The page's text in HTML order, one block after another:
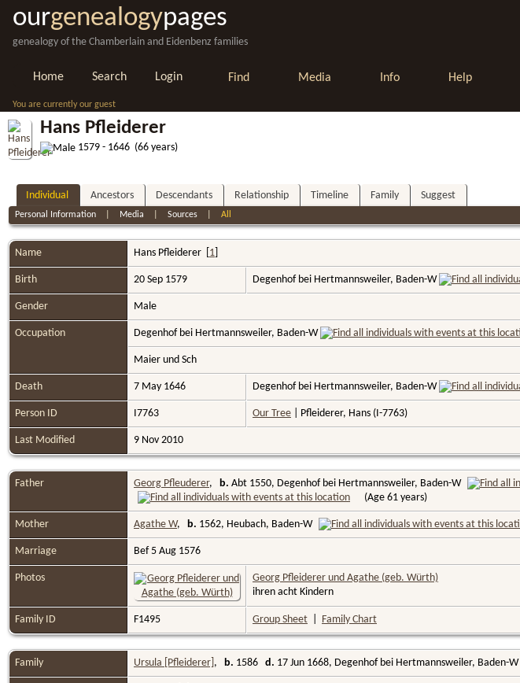
ourgenealogypages
genealogy of the Chamberlain and Eidenbenz families
Home Search Login Find Media Info Help
You are currently our guest
Hans Pfleiderer
1579 - 1646 (66 years)
Individual Ancestors Descendants Relationship Timeline Family Suggest
Personal Information Media |Sources |All
Name Hans Pfleiderer 1
Birth 20 Sep 1579 Degenhof bei Hertmannsweiler, Baden-W
Gender Male
Occupation Degenhof bei Hertmannsweiler, Baden-W
Maier und Sch
Death 7 May 1646 Degenhof bei Hertmannsweiler, Baden-W
Person ID I7763 Our Tree | Pfleiderer, Hans (I-7763)
Last Modified 9 Nov 2010
Father Georg Pfleuderer, b. Abt 1550, Degenhof bei Hertmannsweiler, Baden-W
(Age 61 years)
Mother Agathe W, b. 1562, Heubach, Baden-W
Marriage Bef 5 Aug 1576
Photos
Georg Pfleiderer und Agathe (geb. Würth)
ihren acht Kindern
Family ID F1495 Group Sheet Family Chart
Family Ursula [Pfleiderer] , b. 1586 d. 17 Jun 1668, Degenhof bei Hertmannsweiler, Baden-W